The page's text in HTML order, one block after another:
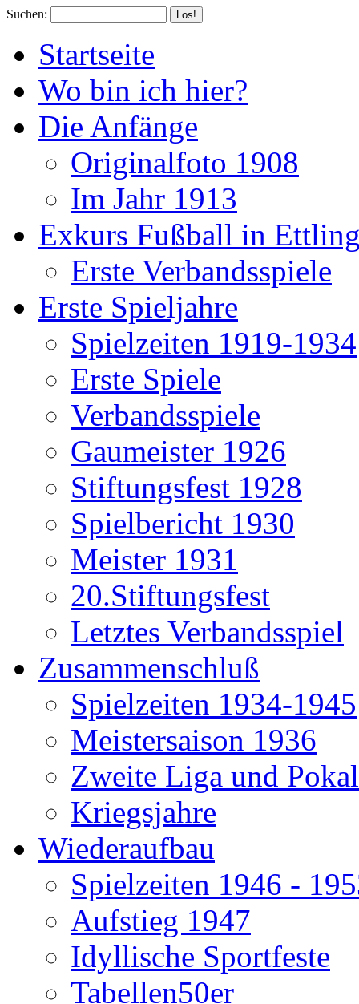
Suchen:
Startseite
Wo bin ich hier?
Die Anfänge
Originalfoto 1908
Im Jahr 1913
Exkurs Fußball in
Erste Verbandsspiele
Erste Spieljahre
Spielzeiten 1919-1934
Erste Spiele
Verbandsspiele
Gaumeister 1926
Stiftungsfest 1928
Spielbericht 1930
Meister 1931
20.Stiftungsfest
Letztes Verbandsspiel
Zusammenschluß
Spielzeiten 1934-1945
Meistersaison 1936
Zweite Liga und
Kriegsjahre
Wiederaufbau
Spielzeiten 1946 -
Aufstieg 1947
Idyllische Sportfeste
Tabellen50er